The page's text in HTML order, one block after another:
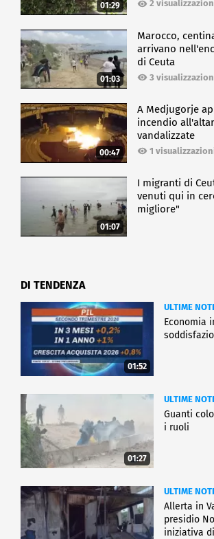
01:29 2
01:03
Marocco,
arrivano
di Ceuta
3
00:47
A Medjugorje
incendio
vandalizzate
1
01:07
I migranti di
venuti qui in
migliore"
DI TENDENZA
01:52
ULTIME
Economia
01:27
ULTIME
Guanti
i ruoli
ULTIME
Allerta in
presidio
iniziativa